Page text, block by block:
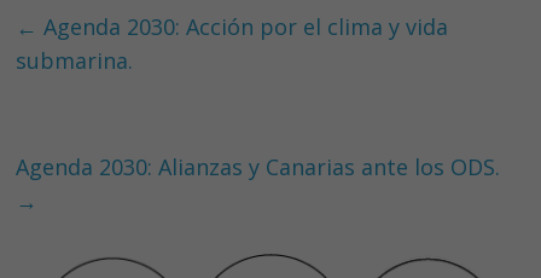
b
o
e
dI
er s
← Agenda 2030: Acción por el clima y vida
submarina.
Agenda 2030: Alianzas y Canarias ante los ODS.
→